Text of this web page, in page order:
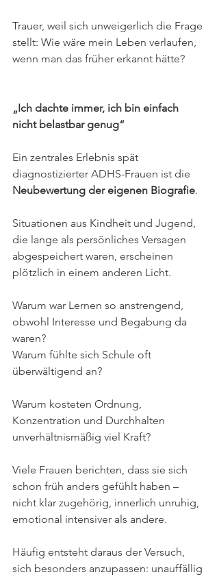
Trauer, weil sich unweigerlich die Frage
stellt: Wie wäre mein Leben verlaufen,
wenn man das früher erkannt hätte?
„Ich dachte immer, ich bin einfach
nicht belastbar genug“
Ein zentrales Erlebnis spät
diagnostizierter ADHS-Frauen ist die
Neubewertung der eigenen Biografie.
Situationen aus Kindheit und Jugend,
die lange als persönliches Versagen
abgespeichert waren, erscheinen
plötzlich in einem anderen Licht.
Warum war Lernen so anstrengend,
obwohl Interesse und Begabung da
waren?
Warum fühlte sich Schule oft
überwältigend an?
Warum kosteten Ordnung,
Konzentration und Durchhalten
unverhältnismäßig viel Kraft?
Viele Frauen berichten, dass sie sich
schon früh anders gefühlt haben –
nicht klar zugehörig, innerlich unruhig,
emotional intensiver als andere.
Häufig entsteht daraus der Versuch,
sich besonders anzupassen: unauffällig